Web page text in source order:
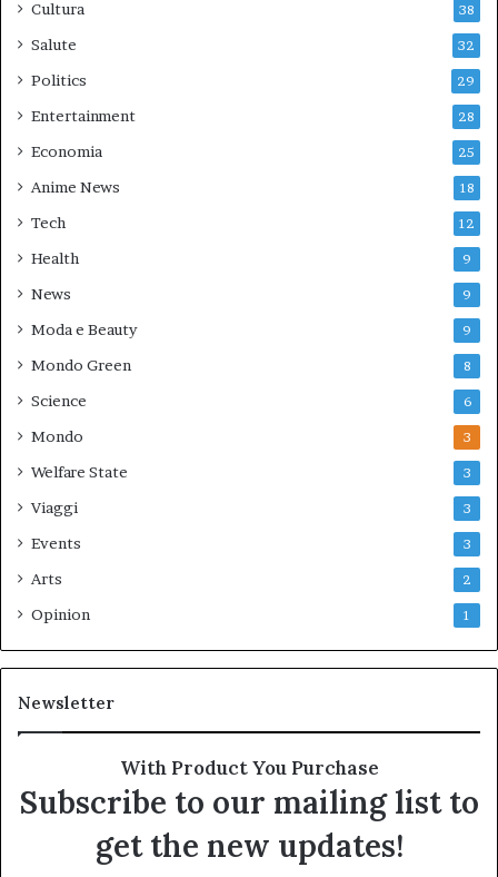
Cultura 38
Salute 32
Politics 29
Entertainment 28
Economia 25
Anime News 18
Tech 12
Health 9
News 9
Moda e Beauty 9
Mondo Green 8
Science 6
Mondo 3
Welfare State 3
Viaggi 3
Events 3
Arts 2
Opinion 1
Newsletter
With Product You Purchase
Subscribe to our mailing list to
get the new updates!